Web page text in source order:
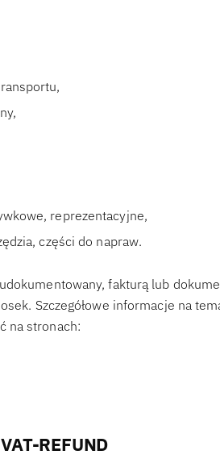
reprezentacyjne,
części do napraw.
fakturą lub
Szczegółowe informacje na
na stronach:
REFUND